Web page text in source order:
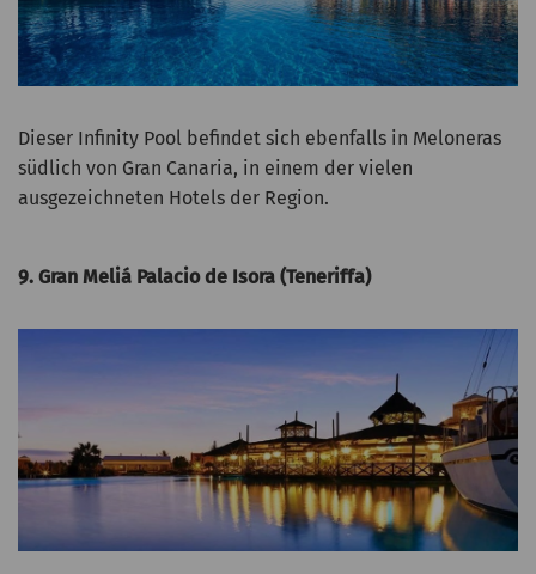
Dieser Infinity Pool befindet sich ebenfalls in Meloneras
südlich von Gran Canaria, in einem der vielen
ausgezeichneten Hotels der Region.
9. Gran Meliá Palacio de Isora (Teneriffa)